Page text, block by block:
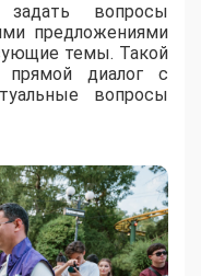
вопросы
предложениями
темы. Такой
прямой диалог с
вопросы